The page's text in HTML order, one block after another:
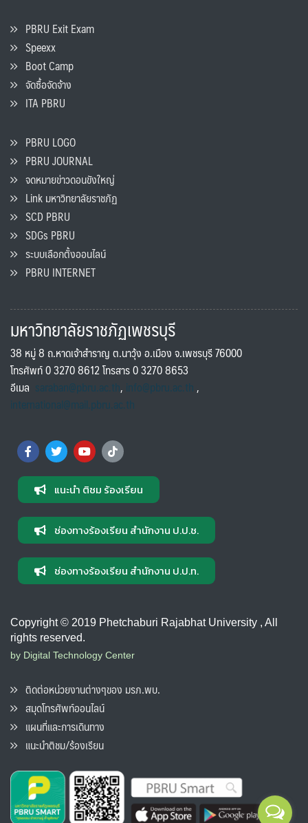
PBRU Exit Exam
Speexx
Boot Camp
จัดซื้อจัดจ้าง
ITA PBRU
PBRU LOGO
PBRU JOURNAL
จดหมายข่าวดอนขังใหญ่
Link มหาวิทยาลัยราชภัฏ
SCD PBRU
SDGs PBRU
ระบบเลือกตั้งออนไลน์
PBRU INTERNET
มหาวิทยาลัยราชภัฏเพชรบุรี
38 หมู่ 8 ถ.หาดเจ้าสำราญ ต.นาวุ้ง อ.เมือง จ.เพชรบุรี 76000
โทรศัพท์ 0 3270 8612 โทรสาร 0 3270 8653
อีเมล saraban@pbru.ac.th, info@pbru.ac.th,
international@mail.pbru.ac.th
แนะนำ ติชม ร้องเรียน
ช่องทางร้องเรียน สำนักงาน ป.ป.ช.
ช่องทางร้องเรียน สำนักงาน ป.ป.ท.
Copyright © 2019 Phetchaburi Rajabhat University , All
rights reserved.
by Digital Technology Center
ติดต่อหน่วยงานต่างๆของ มรภ.พบ.
สมุดโทรศัพท์ออนไลน์
แผนที่และการเดินทาง
แนะนำติชม/ร้องเรียน